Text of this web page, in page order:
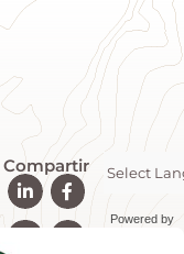
Compartir
Powered by